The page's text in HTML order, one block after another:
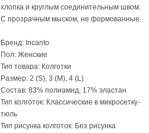
хлопка и круглым соединительным швом.
С прозрачным мыском, не формованные.
Бренд: Incanto
Пол: Женские
Тип товара: Колготки
Размер: 2 (S), 3 (M), 4 (L)
Состав: 83% полиамид, 17% эластан
Тип колготок: Классические в микросетку-
тюль
Тип рисунка колготок: Без рисунка